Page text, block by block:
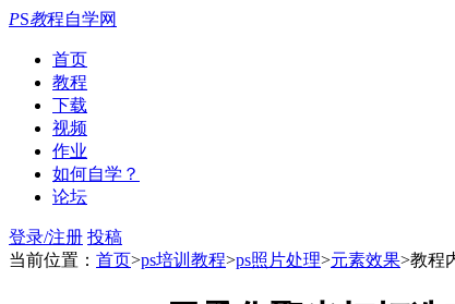
PS教程自学网
首页
教程
下载
视频
作业
如何自学？
论坛
登录/注册 投稿
当前位置： 首页>ps培训教程>ps照片处理>元素效果>教程